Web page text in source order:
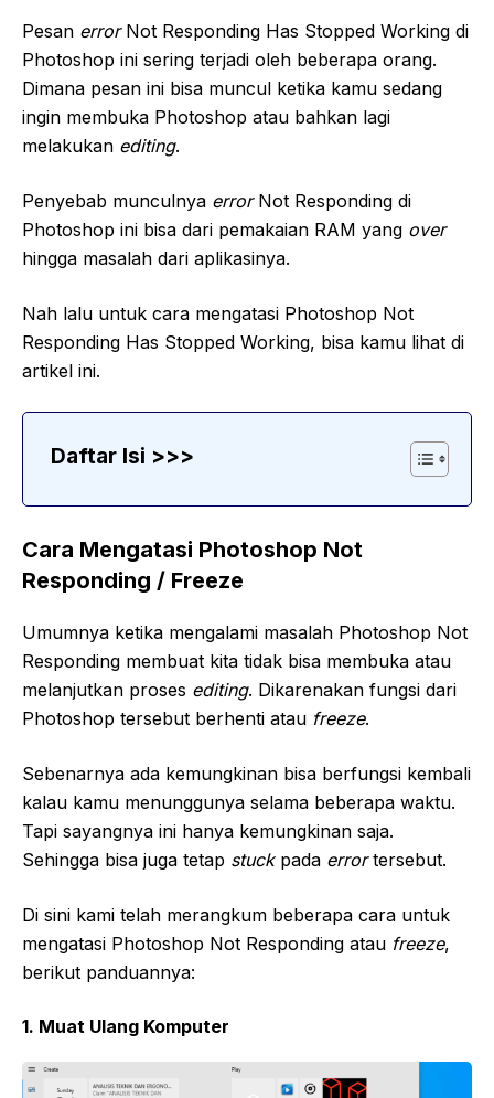
Pesan errorNot Responding Has Stopped Working di
Photoshop ini sering terjadi oleh beberapa orang.
Dimana pesan ini bisa muncul ketika kamu sedang
ingin membuka Photoshop atau bahkan lagi
melakukan editing.
Penyebab munculnya errorNot Responding di
Photoshop ini bisa dari pemakaian RAM yang over
hingga masalah dari aplikasinya.
Nah lalu untuk cara mengatasi Photoshop Not
Responding Has Stopped Working, bisa kamu lihat di
artikel ini.
Daftar Isi >>>
Cara Mengatasi Photoshop Not
Responding / Freeze
Umumnya ketika mengalami masalah Photoshop Not
Responding membuat kita tidak bisa membuka atau
melanjutkan proses editing. Dikarenakan fungsi dari
Photoshop tersebut berhenti atau freeze.
Sebenarnya ada kemungkinan bisa berfungsi kembali
kalau kamu menunggunya selama beberapa waktu.
Tapi sayangnya ini hanya kemungkinan saja.
Sehingga bisa juga tetap stuckpada errortersebut.
Di sini kami telah merangkum beberapa cara untuk
mengatasi Photoshop Not Responding atau freeze,
berikut panduannya:
1. Muat Ulang Komputer